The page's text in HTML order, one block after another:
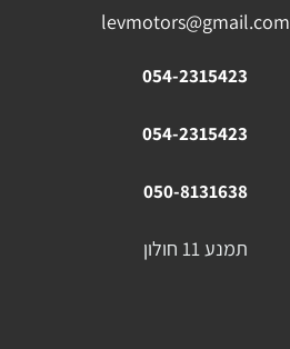
levmotors@gmail.com
054-2315423
054-2315423
050-8131638
תמנע 11 חולון